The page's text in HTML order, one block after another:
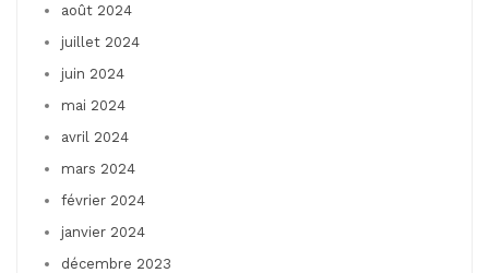
août 2024
juillet 2024
juin 2024
mai 2024
avril 2024
mars 2024
février 2024
janvier 2024
décembre 2023